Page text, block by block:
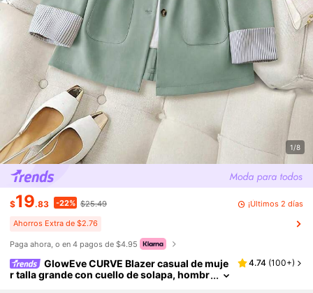
1/8
$19.83 -22% $25.49 ¡Últimos 2 días
Ahorros Extra de $2.76
Paga ahora, o en 4 pagos de $4.95
GlowEve CURVE Blazer casual de muje
r talla grande con cuello de solapa, hombr
4.74 (100+)